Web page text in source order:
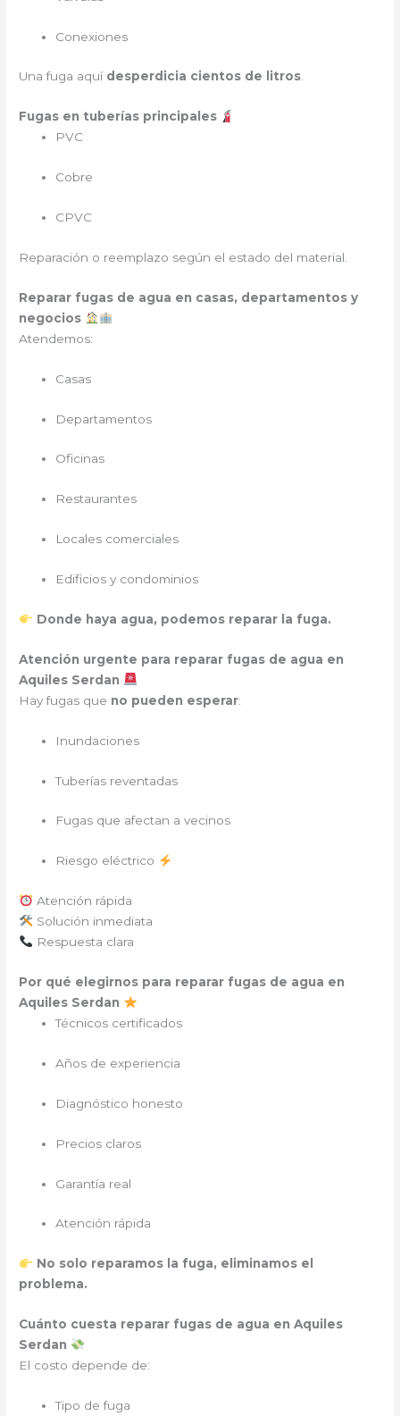
Conexiones
Una fuga aquí desperdicia cientos de litros.
Fugas en tuberías principales
PVC
Cobre
CPVC
Reparación o reemplazo según el estado del material.
Reparar fugas de agua en casas, departamentos y
negocios
Atendemos:
Casas
Departamentos
Oficinas
Restaurantes
Locales comerciales
Edificios y condominios
Donde haya agua, podemos reparar la fuga.
Atención urgente para reparar fugas de agua en
Aquiles Serdan
Hay fugas que no pueden esperar:
Inundaciones
Tuberías reventadas
Fugas que afectan a vecinos
Riesgo eléctrico
Atención rápida
Solución inmediata
Respuesta clara
Por qué elegirnos para reparar fugas de agua en
Aquiles Serdan
Técnicos certificados
Años de experiencia
Diagnóstico honesto
Precios claros
Garantía real
Atención rápida
No solo reparamos la fuga, eliminamos el
problema.
Cuánto cuesta reparar fugas de agua en Aquiles
Serdan
El costo depende de:
Tipo de fuga